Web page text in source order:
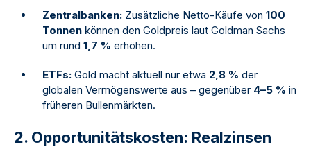
Zentralbanken: Zusätzliche Netto-Käufe von 100
Tonnen können den Goldpreis laut Goldman Sachs
um rund 1,7 % erhöhen.
ETFs: Gold macht aktuell nur etwa 2,8 % der
globalen Vermögenswerte aus – gegenüber 4–5 % in
früheren Bullenmärkten.
2. Opportunitätskosten: Realzinsen